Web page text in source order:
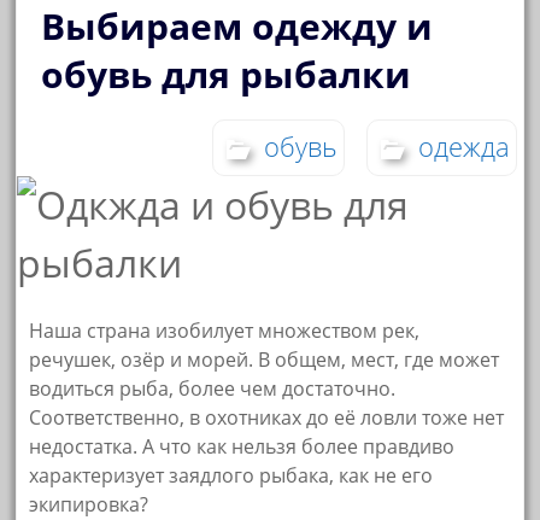
Выбираем одежду и
обувь для рыбалки
обувь одежда
Наша страна изобилует множеством рек,
речушек, озёр и морей. В общем, мест, где может
водиться рыба, более чем достаточно.
Соответственно, в охотниках до её ловли тоже нет
недостатка. А что как нельзя более правдиво
характеризует заядлого рыбака, как не его
экипировка?